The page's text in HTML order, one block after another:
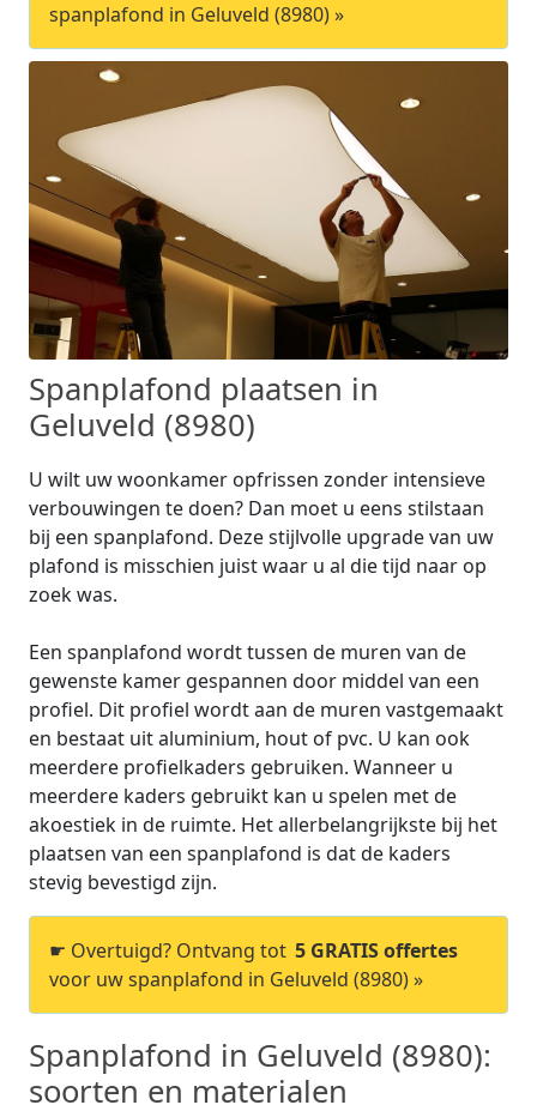
spanplafond in Geluveld (8980) »
Spanplafond plaatsen in
Geluveld (8980)
U wilt uw woonkamer opfrissen zonder intensieve
verbouwingen te doen? Dan moet u eens stilstaan
bij een spanplafond. Deze stijlvolle upgrade van uw
plafond is misschien juist waar u al die tijd naar op
zoek was.
Een spanplafond wordt tussen de muren van de
gewenste kamer gespannen door middel van een
profiel. Dit profiel wordt aan de muren vastgemaakt
en bestaat uit aluminium, hout of pvc. U kan ook
meerdere profielkaders gebruiken. Wanneer u
meerdere kaders gebruikt kan u spelen met de
akoestiek in de ruimte. Het allerbelangrijkste bij het
plaatsen van een spanplafond is dat de kaders
stevig bevestigd zijn.
☛ Overtuigd? Ontvang tot 5 GRATIS offertes
voor uw spanplafond in Geluveld (8980) »
Spanplafond in Geluveld (8980):
soorten en materialen